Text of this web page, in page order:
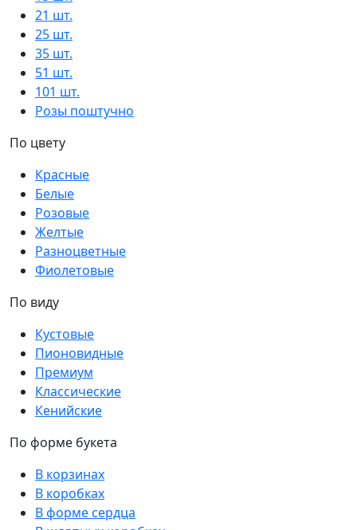
21 шт.
25 шт.
35 шт.
51 шт.
101 шт.
Розы поштучно
По цвету
Красные
Белые
Розовые
Желтые
Разноцветные
Фиолетовые
По виду
Кустовые
Пионовидные
Премиум
Классические
Кенийские
По форме букета
В корзинах
В коробках
В форме сердца